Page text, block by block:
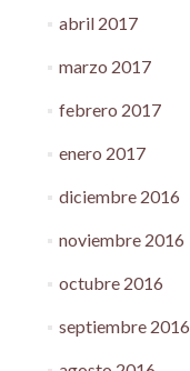
abril 2017
marzo 2017
febrero 2017
enero 2017
diciembre 2016
noviembre 2016
octubre 2016
septiembre 2016